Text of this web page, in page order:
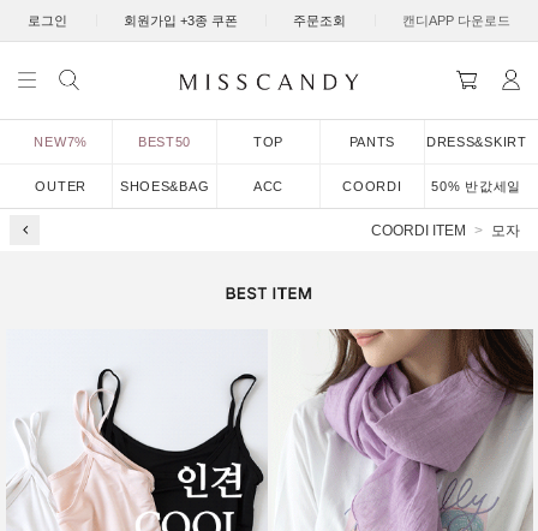
로그인 회원가입 +3종 쿠폰 주문조회 캔디APP 다운로드
NEW7% BEST50 TOP PANTS DRESS&SKIRT
OUTER SHOES&BAG ACC COORDI 50% 반값세일
COORDI ITEM 모자